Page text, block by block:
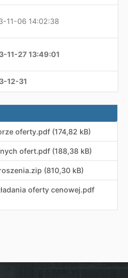
11-06 14:02:38
11-27 13:49:01
12-31
oferty.pdf (174,82 kB)
ofert.pdf (188,38 kB)
.zip (810,30 kB)
oferty cenowej.pdf